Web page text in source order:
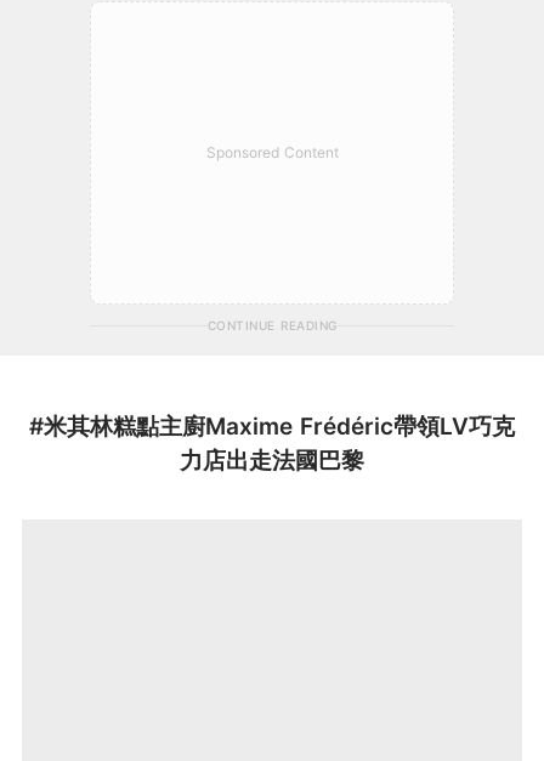
Sponsored Content
CONTINUE READING
#米其林糕點主廚Maxime Frédéric帶領LV巧克
力店出走法國巴黎